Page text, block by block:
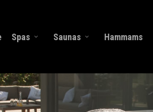
Spas Saunas Hammams